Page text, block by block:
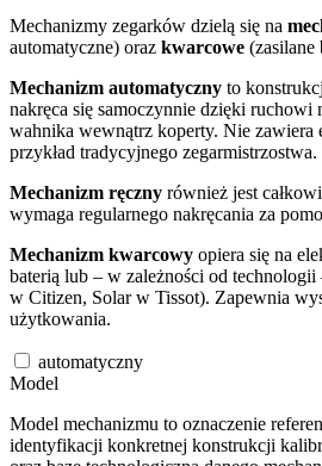
Mechanizmy zegarków dzielą się na
automatyczne) oraz kwarcowe (zasilane
Mechanizm automatyczny to
nakręca się samoczynnie dzięki ruchowi
wahnika wewnątrz koperty. Nie zawiera
przykład tradycyjnego zegarmistrzostwa.
Mechanizm ręczny również jest
wymaga regularnego nakręcania za
Mechanizm kwarcowy opiera się na
baterią lub – w zależności od
w Citizen, Solar w Tissot). Zapewnia
użytkowania.
automatyczny
Model
Model mechanizmu to oznaczenie
identyfikacji konkretnej konstrukcji